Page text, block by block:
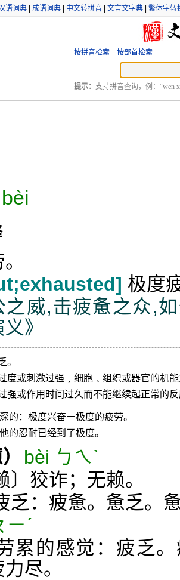
语词典 成语词典 中文转拼音 文言文字典 繁体字转
按拼音检索 按部首检索
提示： 支持拼音查询，例：“wen
极度
之威,击疲惫之众,
》
。
度或刺激过强﹐细胞﹑组织或器官的机
强或作用时间过久而不能继续起正常的
的：极度兴奋ㄧ极度的疲劳。
的忍耐已经到了极度。
bèi ㄅㄟˋ
狡诈；无赖。
：疲惫。惫乏。
ˊ
累的感觉：疲乏
尽。